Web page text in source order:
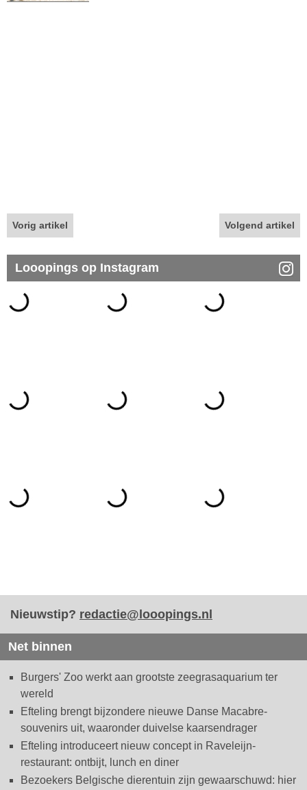
Vorig artikel Volgend artikel
Looopings op Instagram
Nieuwstip? redactie@looopings.nl
Net binnen
Burgers' Zoo werkt aan grootste zeegrasaquarium ter
wereld
Efteling brengt bijzondere nieuwe Danse Macabre-
souvenirs uit, waaronder duivelse kaarsendrager
Efteling introduceert nieuw concept in Raveleijn-
restaurant: ontbijt, lunch en diner
Bezoekers Belgische dierentuin zijn gewaarschuwd: hier